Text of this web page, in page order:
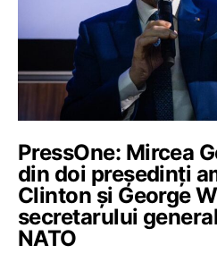
PressOne: Mircea
din doi președinți
Clinton și George
secretarului
NATO